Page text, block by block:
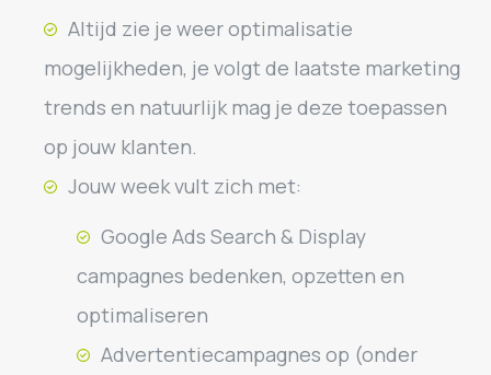
Altijd zie je weer optimalisatie
mogelijkheden, je volgt de laatste marketing
trends en natuurlijk mag je deze toepassen
op jouw klanten.
Jouw week vult zich met:
Google Ads Search & Display
campagnes bedenken, opzetten en
optimaliseren
Advertentiecampagnes op (onder